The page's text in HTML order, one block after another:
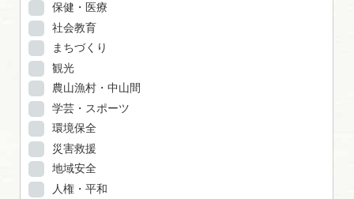
保健・医療
社会教育
まちづくり
観光
農山漁村・中山間
学芸・スポーツ
環境保全
災害救援
地域安全
人権・平和